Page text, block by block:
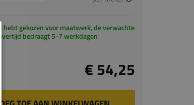
Je hebt gekozen voor maatwerk, de verwachte
levertijd bedraagt 5-7 werkdagen
€ 54,25